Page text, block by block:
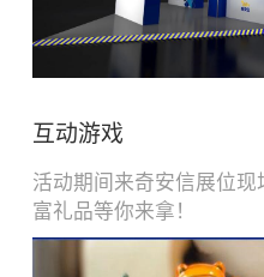
互动游戏
活动期间来奇安信展位
富礼品等你来拿！